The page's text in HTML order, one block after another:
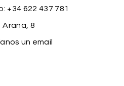
+34 622 437 781
Arana, 8
un email